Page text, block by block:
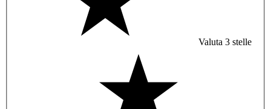
Valuta 3 stelle